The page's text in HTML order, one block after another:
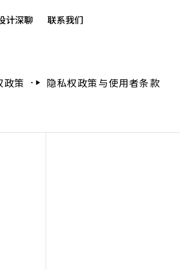
计深聊 联系我们
政策 隐私权政策与使用者条款